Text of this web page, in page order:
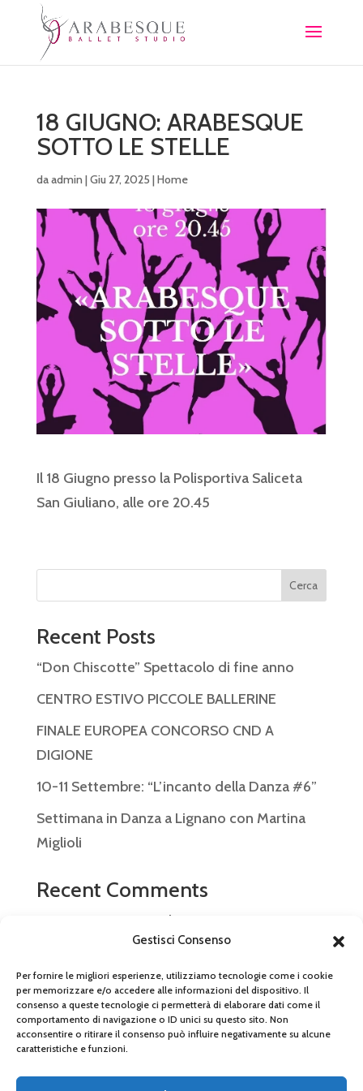
Gestisci Consenso
Per fornire le migliori esperienze, utilizziamo tecnologie come i cookie
per memorizzare e/o accedere alle informazioni del dispositivo. Il
consenso a queste tecnologie ci permetterà di elaborare dati come il
comportamento di navigazione o ID unici su questo sito. Non
acconsentire o ritirare il consenso può influire negativamente su alcune
caratteristiche e funzioni.
18 GIUGNO: ARABESQUE
SOTTO LE STELLE
daadmin |Giu 27, 2025 |Home
Il 18 Giugno presso la Polisportiva Saliceta
San Giuliano, alle ore 20.45
Cerca
Recent Posts
“Don Chiscotte” Spettacolo di fine anno
CENTRO ESTIVO PICCOLE BALLERINE
FINALE EUROPEA CONCORSO CND A
DIGIONE
10-11 Settembre: “L’incanto della Danza #6”
Settimana in Danza a Lignano con Martina
Miglioli
Recent Comments
Nessun commento da mostrare.
© 2026 Arabesque Ballet Studio SSDRL P.IVA
03866540366 – Tel 059 472 0299 –